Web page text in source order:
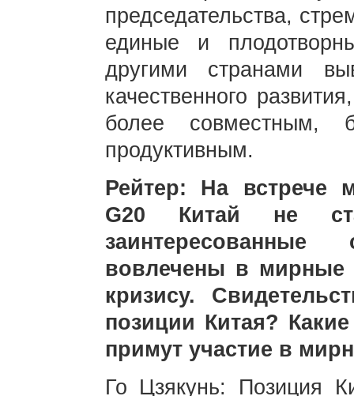
председательства,
единые и
другими странами
качественного
более совместным,
продуктивным.
Рейтер: На встрече
G20 Китай не
вовлечены в мирные
кризису.
позиции Китая?
примут участие в
Го Цзякунь: Позиция